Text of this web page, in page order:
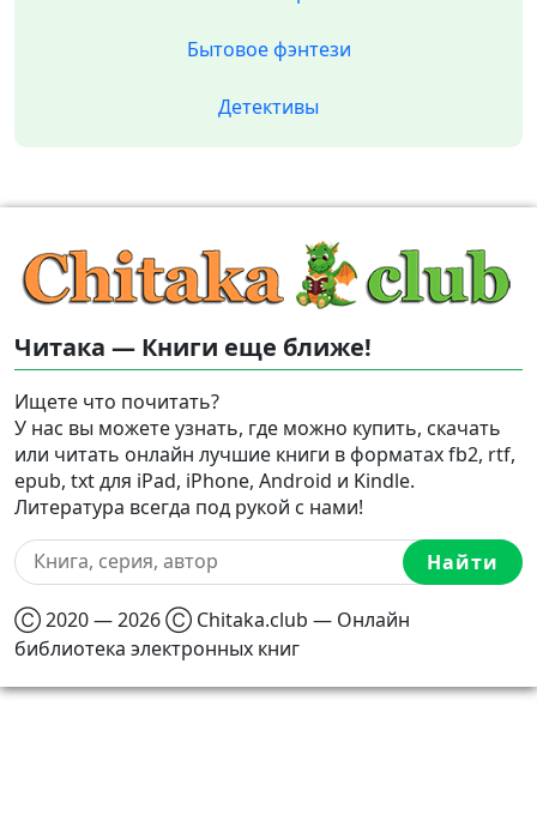
Бытовое фэнтези
Детективы
Читака — Книги еще ближе!
Ищете что почитать?
У нас вы можете узнать, где можно купить, скачать
или читать онлайн лучшие книги в форматах fb2, rtf,
epub, txt для iPad, iPhone, Android и Kindle.
Литература всегда под рукой с нами!
Найти
Ⓒ 2020 — 2026 Ⓒ Chitaka.club — Онлайн
библиотека электронных книг